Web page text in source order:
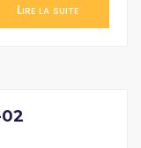
Lire la suite